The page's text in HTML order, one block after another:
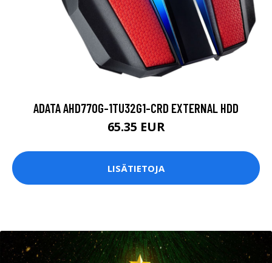
ADATA AHD770G-1TU32G1-CRD EXTERNAL HDD
65.35 EUR
LISÄTIETOJA